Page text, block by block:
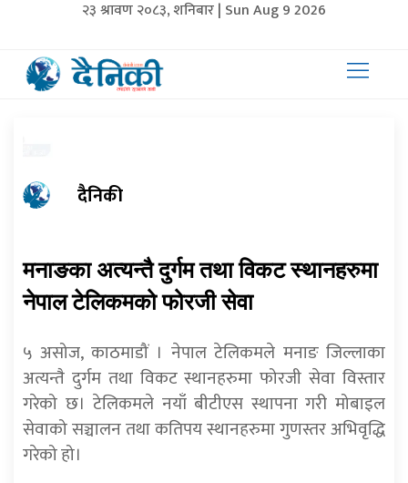
२३ श्रावण २०८३, शनिबार | Sun Aug 9 2026
दैनिकी
मनाङका अत्यन्तै दुर्गम तथा विकट स्थानहरुमा
नेपाल टेलिकमको फोरजी सेवा
५ असोज, काठमाडौं । नेपाल टेलिकमले मनाङ जिल्लाका
अत्यन्तै दुर्गम तथा विकट स्थानहरुमा फोरजी सेवा विस्तार
गरेको छ। टेलिकमले नयाँ बीटीएस स्थापना गरी मोबाइल
सेवाको सञ्चालन तथा कतिपय स्थानहरुमा गुणस्तर अभिवृद्धि
गरेको हो।